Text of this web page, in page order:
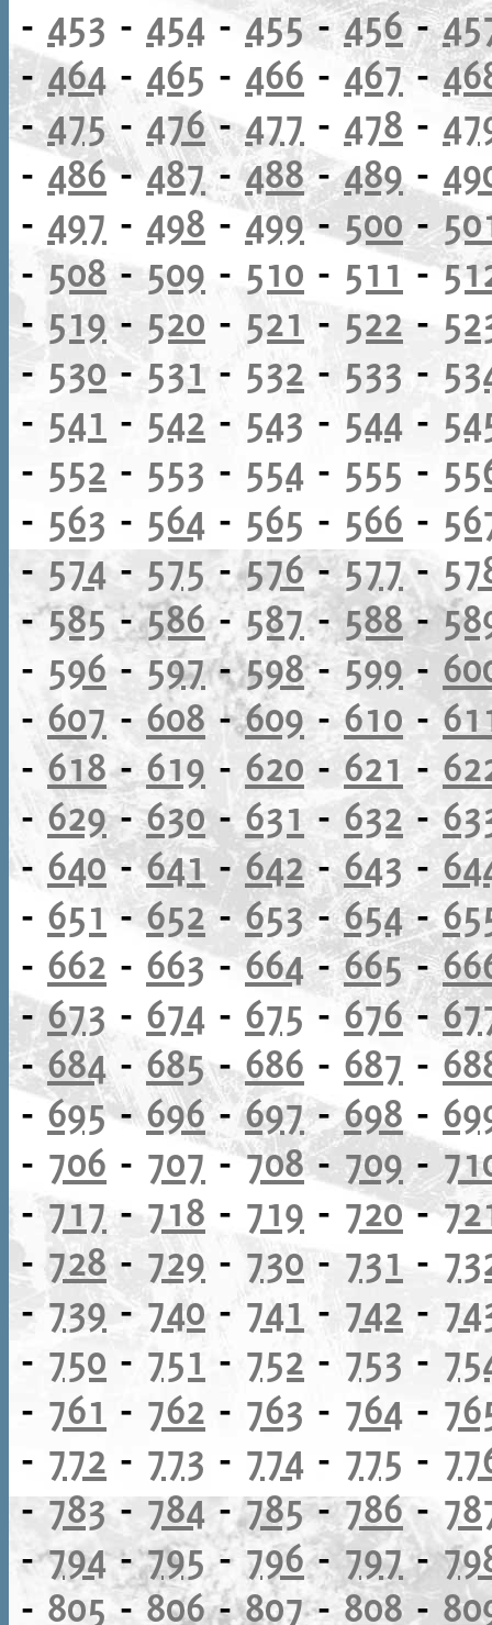
- 453 - 454 -455-456-
- 464 - 465 - 466 - 467-
-475- 476-477 - 478 -
- 486-487-488-489-
- 497 - 498 -499- 500-
- 508- 509 - 510 - 511-
-519- 520 - 521 - 522 -
- 530- 531 - 532 - 533 -
- 541 - 542 - 543 - 544 -
- 552 - 553 - 554 - 555 -
- 563 - 564 - 565 - 566 -
- 574 - 575-576-577-
-585-586- 587-588-
- 596 - 597-598- 599-
- 607- 608 -609-610 -
-618-619 - 620 - 621 -
- 629-630- 631- 632 -
- 640-641-642-643-
- 651 -652-653-654-
- 662 - 663-664-665-
-673 - 674 - 675 - 676-
-684 -685-686 - 687 -
-695-696-697-698 -
- 706 - 707 -708- 709-
-717 - 718 - 719 - 720-
-728- 729 - 730- 731 -
-739-740 - 741 - 742 -
- 750 - 751 - 752 - 753 -
- 761 - 762 - 763 - 764 -
- 772 - 773 - 774 - 775 -
-783-784-785-786-
-794-795-796-797-
- 805 -806-807-808-